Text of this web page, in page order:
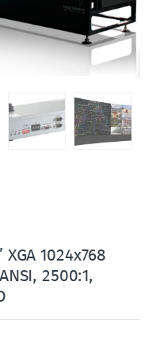
1024х768
2500:1,